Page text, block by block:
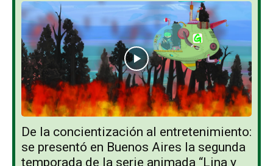
De la concientización al entretenimiento:
se presentó en Buenos Aires la segunda
temporada de la serie animada “Lina y